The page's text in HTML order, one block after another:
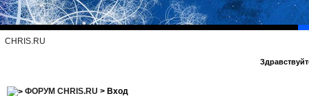
CHRIS.RU
ФОРУМ CHRIS.RU > Вход